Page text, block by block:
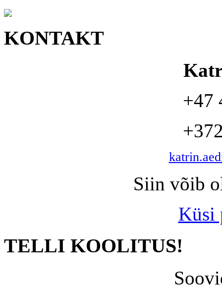
KONTAKT
+47
Siin võib
Küsi
TELLI KOOLITUS!